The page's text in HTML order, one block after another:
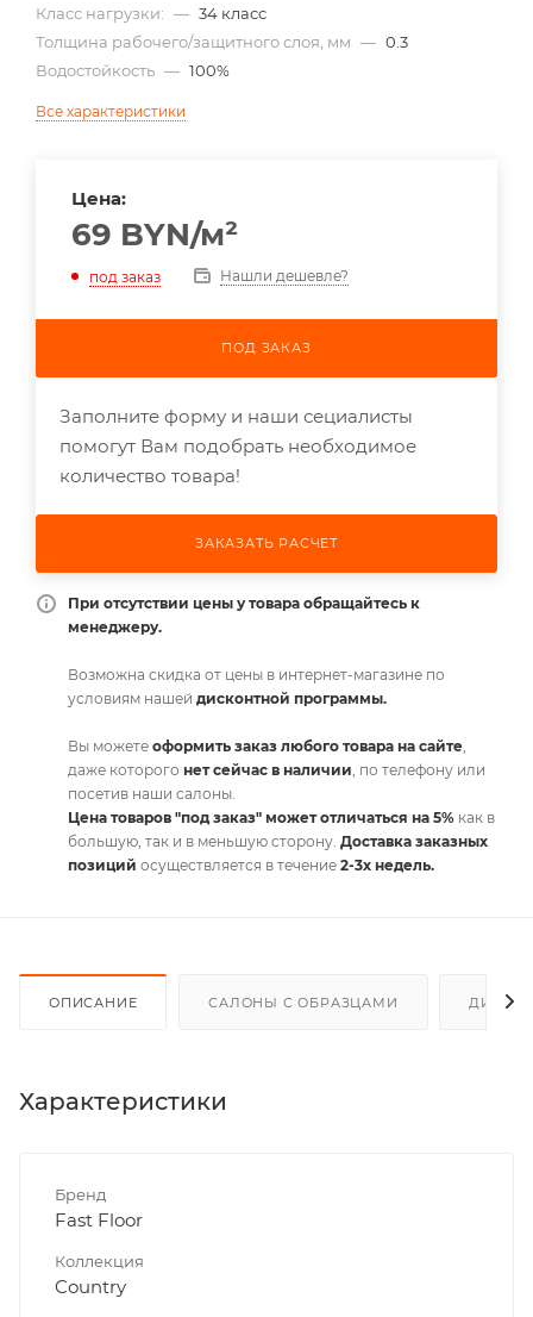
Класс нагрузки: — 34 класс
Толщина рабочего/защитного слоя, мм — 0.3
Водостойкость — 100%
Все характеристики
Цена:
69 BYN/м²
под заказ Нашли дешевле?
ПОД ЗАКАЗ
Заполните форму и наши сециалисты
помогут Вам подобрать необходимое
количество товара!
ЗАКАЗАТЬ РАСЧЕТ
При отсутствии цены у товара обращайтесь к
менеджеру.
Возможна скидка от цены в интернет-магазине по
условиям нашей дисконтной программы.
Вы можете оформить заказ любого товара на сайте,
даже которого нет сейчас в наличии, по телефону или
посетив наши салоны.
Цена товаров "под заказ" может отличаться на 5% как в
большую, так и в меньшую сторону. Доставка заказных
позиций осуществляется в течение 2-3х недель.
ОПИСАНИЕ САЛОНЫ С ОБРАЗЦАМИ
Характеристики
Бренд
Fast Floor
Коллекция
Country